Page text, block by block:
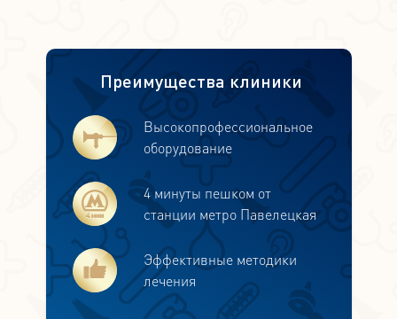
Преимущества клиники
Высокопрофессиональное
оборудование
4 минуты пешком от
станции метро Павелецкая
Эффективные методики
лечения